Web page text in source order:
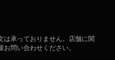
承っておりません。店舗に関
問い合わせください。